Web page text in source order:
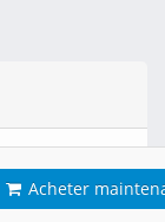
Acheter